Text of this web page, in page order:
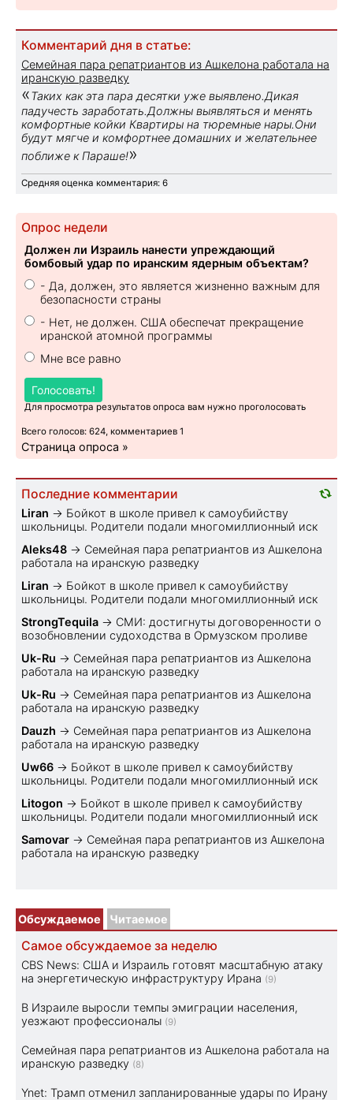
Комментарий дня в статье:
Семейная пара репатриантов из Ашкелона работала на
иранскую разведку
«Таких как эта пара десятки уже выявлено.Дикая
падучесть заработать.Должны выявляться и менять
комфортные койки Квартиры на тюремные нары.Они
будут мягче и комфортнее домашних и желательнее
поближе к Параше!»
Средняя оценка комментария: 6
Опрос недели
Должен ли Израиль нанести упреждающий
бомбовый удар по иранским ядерным объектам?
- Да, должен, это является жизненно важным для
безопасности страны
- Нет, не должен. США обеспечат прекращение
иранской атомной программы
Мне все равно
Голосовать!
Для просмотра результатов опроса вам нужно проголосовать
Всего голосов: 624, комментариев 1
Страница опроса »
Последние комментарии
Liran → Бойкот в школе привел к самоубийству
школьницы. Родители подали многомиллионный иск
Aleks48 → Семейная пара репатриантов из Ашкелона
работала на иранскую разведку
Liran → Бойкот в школе привел к самоубийству
школьницы. Родители подали многомиллионный иск
StrongTequila → СМИ: достигнуты договоренности о
возобновлении судоходства в Ормузском проливе
Uk-Ru → Семейная пара репатриантов из Ашкелона
работала на иранскую разведку
Uk-Ru → Семейная пара репатриантов из Ашкелона
работала на иранскую разведку
Dauzh → Семейная пара репатриантов из Ашкелона
работала на иранскую разведку
Uw66 → Бойкот в школе привел к самоубийству
школьницы. Родители подали многомиллионный иск
Litogon → Бойкот в школе привел к самоубийству
школьницы. Родители подали многомиллионный иск
Samovar → Семейная пара репатриантов из Ашкелона
работала на иранскую разведку
Обсуждаемое Читаемое
Самое обсуждаемое за неделю
CBS News: США и Израиль готовят масштабную атаку
на энергетическую инфраструктуру Ирана (9)
В Израиле выросли темпы эмиграции населения,
уезжают профессионалы (9)
Семейная пара репатриантов из Ашкелона работала на
иранскую разведку (8)
Ynet: Трамп отменил запланированные удары по Ирану